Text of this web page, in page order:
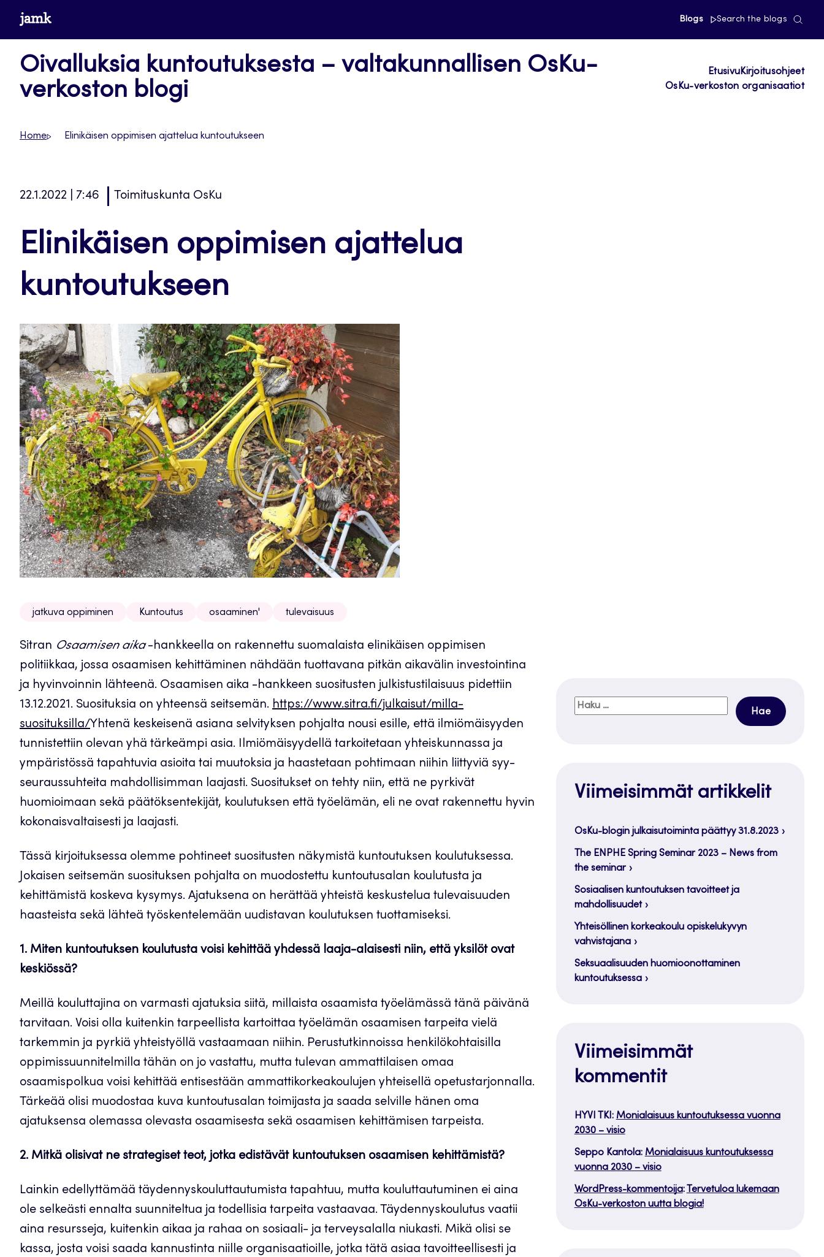
Siirry
sisältöön
www.jamk.fi Blogs Search the blogs
Oivalluksia kuntoutuksesta – valtakunnallisen OsKu-
verkoston blogi
EtusivuKirjoitusohjeet
OsKu-verkoston organisaatiot
Home Elinikäisen oppimisen ajattelua kuntoutukseen
22.1.2022 | 7:46 Toimituskunta OsKu
Elinikäisen oppimisen ajattelua
kuntoutukseen
jatkuva oppiminen Kuntoutus osaaminen' tulevaisuus
Sitran Osaamisen aika-hankkeella on rakennettu suomalaista elinikäisen oppimisen
politiikkaa, jossa osaamisen kehittäminen nähdään tuottavana pitkän aikavälin investointina
ja hyvinvoinnin lähteenä. Osaamisen aika -hankkeen suositusten julkistustilaisuus pidettiin
13.12.2021. Suosituksia on yhteensä seitsemän. https://www.sitra.fi/julkaisut/milla-
suosituksilla/Yhtenä keskeisenä asiana selvityksen pohjalta nousi esille, että ilmiömäisyyden
tunnistettiin olevan yhä tärkeämpi asia. Ilmiömäisyydellä tarkoitetaan yhteiskunnassa ja
ympäristössä tapahtuvia asioita tai muutoksia ja haastetaan pohtimaan niihin liittyviä syy-
seuraussuhteita mahdollisimman laajasti. Suositukset on tehty niin, että ne pyrkivät
huomioimaan sekä päätöksentekijät, koulutuksen että työelämän, eli ne ovat rakennettu hyvin
kokonaisvaltaisesti ja laajasti.
Tässä kirjoituksessa olemme pohtineet suositusten näkymistä kuntoutuksen koulutuksessa.
Jokaisen seitsemän suosituksen pohjalta on muodostettu kuntoutusalan koulutusta ja
kehittämistä koskeva kysymys. Ajatuksena on herättää yhteistä keskustelua tulevaisuuden
haasteista sekä lähteä työskentelemään uudistavan koulutuksen tuottamiseksi.
1. Miten kuntoutuksen koulutusta voisi kehittää yhdessä laaja-alaisesti niin, että yksilöt ovat
keskiössä?
Meillä kouluttajina on varmasti ajatuksia siitä, millaista osaamista työelämässä tänä päivänä
tarvitaan. Voisi olla kuitenkin tarpeellista kartoittaa työelämän osaamisen tarpeita vielä
tarkemmin ja pyrkiä yhteistyöllä vastaamaan niihin. Perustutkinnoissa henkilökohtaisilla
oppimissuunnitelmilla tähän on jo vastattu, mutta tulevan ammattilaisen omaa
osaamispolkua voisi kehittää entisestään ammattikorkeakoulujen yhteisellä opetustarjonnalla.
Tärkeää olisi muodostaa kuva kuntoutusalan toimijasta ja saada selville hänen oma
ajatuksensa olemassa olevasta osaamisesta sekä osaamisen kehittämisen tarpeista.
2. Mitkä olisivat ne strategiset teot, jotka edistävät kuntoutuksen osaamisen kehittämistä?
Lainkin edellyttämää täydennyskouluttautumista tapahtuu, mutta kouluttautuminen ei aina
ole selkeästi ennalta suunniteltua ja todellisia tarpeita vastaavaa. Täydennyskoulutus vaatii
aina resursseja, kuitenkin aikaa ja rahaa on sosiaali- ja terveysalalla niukasti. Mikä olisi se
kassa, josta voisi saada kannustinta niille organisaatioille, jotka tätä asiaa tavoitteellisesti ja
Haku:
Viimeisimmät artikkelit
OsKu-blogin julkaisutoiminta päättyy 31.8.2023
The ENPHE Spring Seminar 2023 – News from
the seminar
Sosiaalisen kuntoutuksen tavoitteet ja
mahdollisuudet
Yhteisöllinen korkeakoulu opiskelukyvyn
vahvistajana
Seksuaalisuuden huomioonottaminen
kuntoutuksessa
Viimeisimmät
kommentit
HYVI TKI: Monialaisuus kuntoutuksessa vuonna
2030 – visio
Seppo Kantola: Monialaisuus kuntoutuksessa
vuonna 2030 – visio
WordPress-kommentoija:
Tervetuloa lukemaan
OsKu-verkoston uutta blogia!